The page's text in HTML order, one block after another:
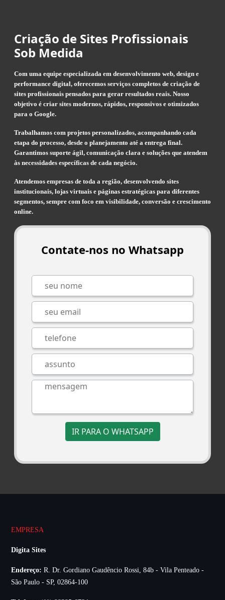
Criação de Sites Profissionais
Sob Medida
Com uma equipe especializada em desenvolvimento web, design e
performance digital, oferecemos serviços completos de criação de
sites profissionais pensados para gerar resultados reais. Nosso
objetivo é criar sites modernos, rápidos, responsivos e otimizados
para o Google.
Trabalhamos com projetos personalizados, acompanhando cada
etapa do processo, desde o planejamento até a entrega final.
Garantimos suporte ágil, comunicação clara e soluções que atendem
às necessidades específicas de cada negócio.
Atendemos empresas de toda a região, desenvolvendo sites
institucionais, lojas virtuais e páginas estratégicas para diferentes
segmentos, sempre com foco em visibilidade, conversão e crescimento
online.
Contate-nos no Whatsapp
IR PARA O WHATSAPP
EMPRESA
Digita Sites
Endereço: R. Dr. Gordiano Gaudêncio Rossi, 84b - Vila Penteado -
São Paulo - SP, 02864-100